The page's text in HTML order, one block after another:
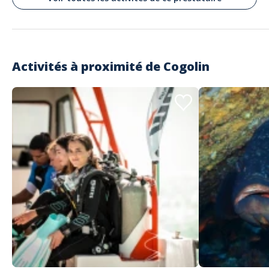
Activités à proximité de Cogolin